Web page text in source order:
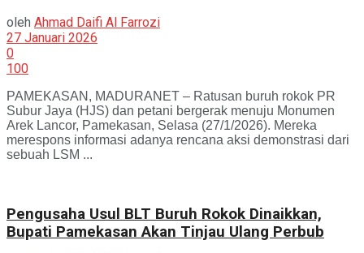
oleh Ahmad Daifi Al Farrozi
27 Januari 2026
0
100
PAMEKASAN, MADURANET – Ratusan buruh rokok PR
Subur Jaya (HJS) dan petani bergerak menuju Monumen
Arek Lancor, Pamekasan, Selasa (27/1/2026). Mereka
merespons informasi adanya rencana aksi demonstrasi dari
sebuah LSM ...
Pengusaha Usul BLT Buruh Rokok Dinaikkan,
Bupati Pamekasan Akan Tinjau Ulang Perbub